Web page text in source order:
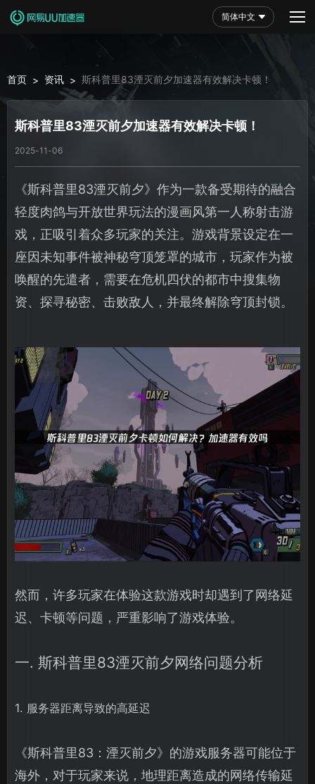
简体中文
首页 > 资讯 > 斯科普里83湮灭前夕加速器有效解决卡顿！
斯科普里83湮灭前夕加速器有效解决卡顿！
2025-11-06
《斯科普里83湮灭前夕》作为一款备受期待的融合
轻度肉鸽与开放世界玩法的漫画风第一人称射击游
戏，正吸引着众多玩家的关注。游戏背景设定在一
座因未知事件被神秘穹顶笼罩的城市，玩家作为被
唤醒的先遣者，需要在危机四伏的都市中搜集物
资、探寻秘密、击败敌人，并最终解除穹顶封锁。
然而，许多玩家在体验这款游戏时却遇到了网络延
迟、卡顿等问题，严重影响了游戏体验。
一. 斯科普里83湮灭前夕网络问题分析
1. 服务器距离导致的高延迟
《斯科普里83：湮灭前夕》的游戏服务器可能位于
海外，对于玩家来说，地理距离造成的网络传输延